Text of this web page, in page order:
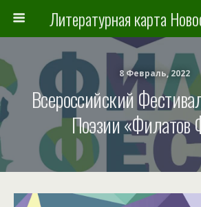
8 Февраль, 2022
Всероссийский
Поэзии «Филатов